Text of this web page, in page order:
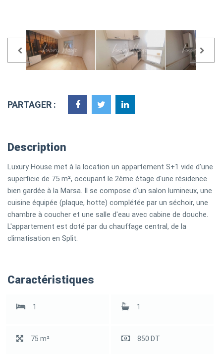
PARTAGER :
Description
Luxury House met à la location un appartement S+1 vide d'une
superficie de 75 m², occupant le 2ème étage d'une résidence
bien gardée à la Marsa. Il se compose d'un salon lumineux, une
cuisine équipée (plaque, hotte) complétée par un séchoir, une
chambre à coucher et une salle d'eau avec cabine de douche.
L'appartement est doté par du chauffage central, de la
climatisation en Split.
Caractéristiques
1 1
75 m² 850 DT